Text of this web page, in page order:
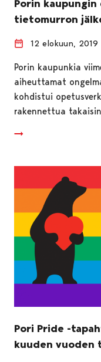
Porin
tietomurron
12 elokuun, 2019
Porin kaupunkia
aiheuttamat
kohdistui
rakennettua
Pori Pride -
kuuden vuoden